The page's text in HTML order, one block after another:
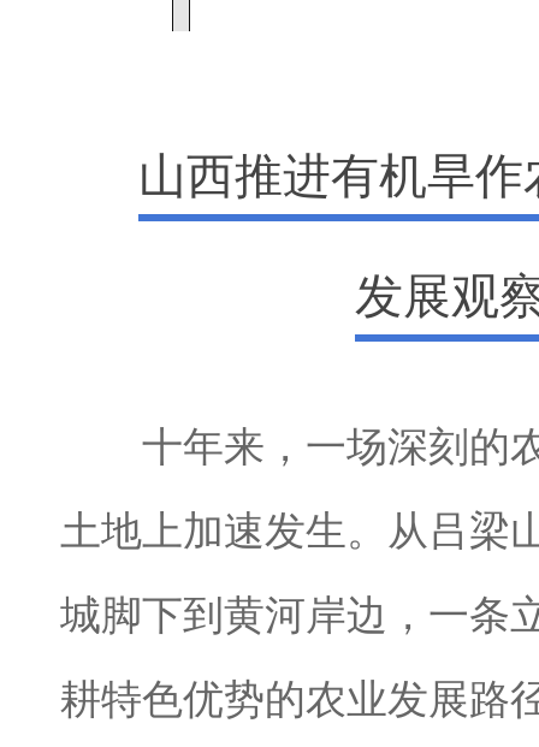
山西推进有机旱
发展观
十年来，一场深刻的
土地上加速发生。从吕梁
城脚下到黄河岸边，一条
耕特色优势的农业发展路